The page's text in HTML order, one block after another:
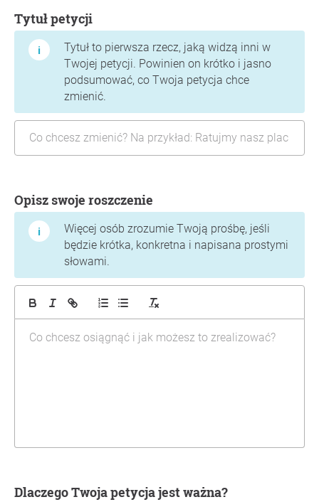
Tytuł petycji
Tytuł to pierwsza rzecz, jaką widzą inni w
Twojej petycji. Powinien on krótko i jasno
podsumować, co Twoja petycja chce
zmienić.
Opisz swoje roszczenie
Więcej osób zrozumie Twoją prośbę, jeśli
będzie krótka, konkretna i napisana prostymi
słowami.
Dlaczego Twoja petycja jest ważna?